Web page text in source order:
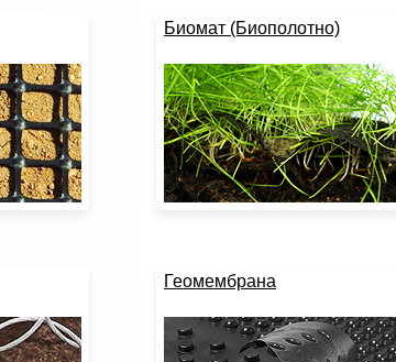
Биомат (Биополотно)
Геомембрана